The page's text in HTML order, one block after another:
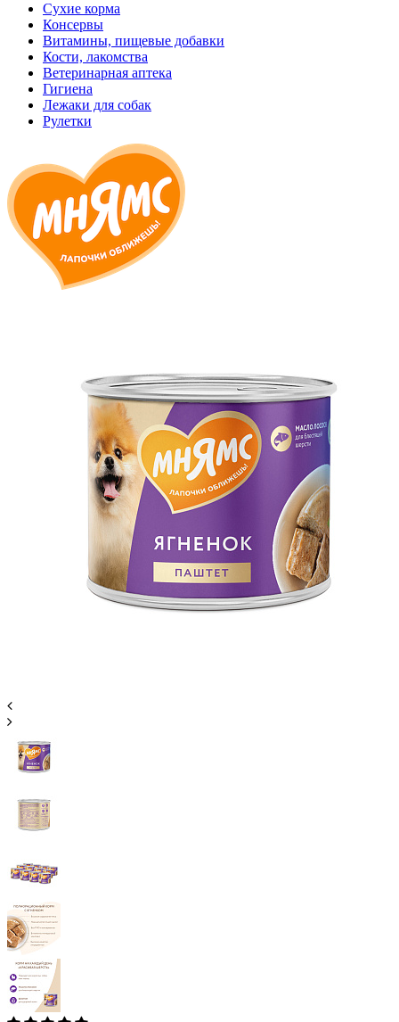
Сухие корма
Консервы
Витамины, пищевые добавки
Кости, лакомства
Ветеринарная аптека
Гигиена
Лежаки для собак
Рулетки